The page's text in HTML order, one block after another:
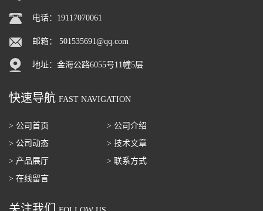
电话：19117070061
邮箱： 501535691@qq.com
地址：金海公路6055号11幢5层
快速导航 FAST NAVIGATION
> 公司首页
> 公司介绍
> 公司动态
> 技术文章
> 产品展厅
> 联系方式
> 在线留言